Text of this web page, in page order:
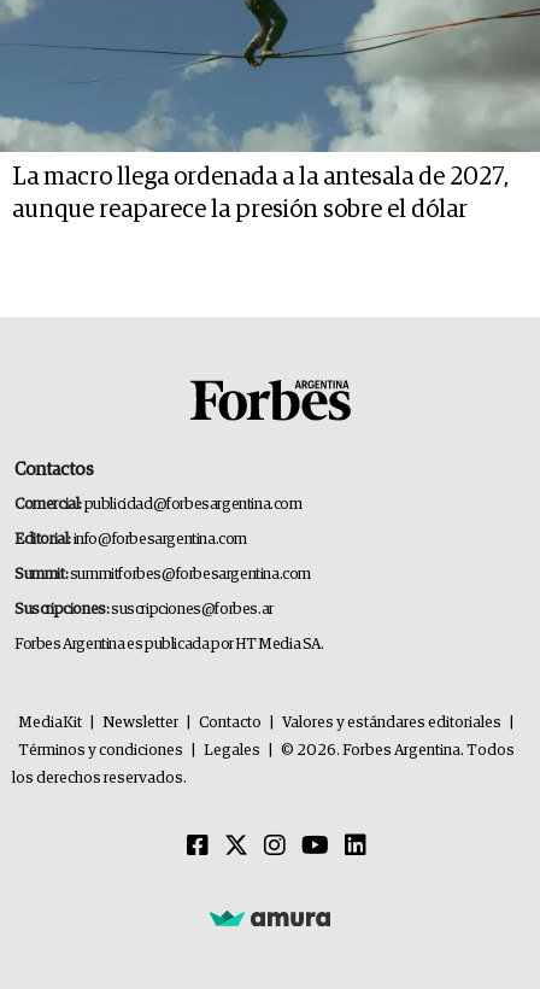
La macro llega ordenada a la antesala de 2027,
aunque reaparece la presión sobre el dólar
Contactos
Comercial:publicidad@forbesargentina.com
Editorial:info@forbesargentina.com
Summit:summitforbes@forbesargentina.com
Suscripciones:suscripciones@forbes.ar
Forbes Argentina es publicada por HT Media SA.
MediaKit Newsletter Contacto Valores y estándares editoriales
Términos y condiciones
Legales
© 2026. Forbes Argentina. Todos
los derechos reservados.